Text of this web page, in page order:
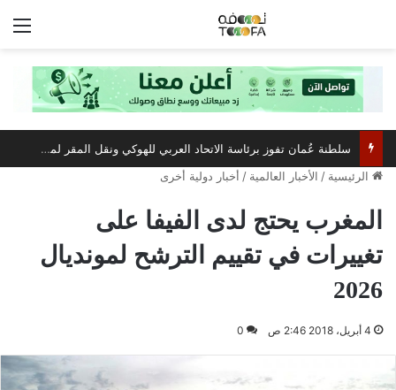
سلطنة عُمان تفوز برئاسة الاتحاد العربي للهوكي ونقل المقر لمسقط
الرئيسية / الأخبار العالمية / أخبار دولية أخرى
المغرب يحتج لدى الفيفا على
تغييرات في تقييم الترشح لمونديال
2026
4 أبريل، 2018 2:46 ص 0